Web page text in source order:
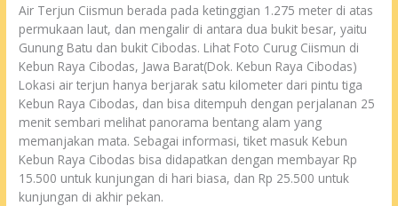
Air Terjun Ciismun berada pada ketinggian 1.275 meter di atas
permukaan laut, dan mengalir di antara dua bukit besar, yaitu
Gunung Batu dan bukit Cibodas. Lihat Foto Curug Ciismun di
Kebun Raya Cibodas, Jawa Barat(Dok. Kebun Raya Cibodas)
Lokasi air terjun hanya berjarak satu kilometer dari pintu tiga
Kebun Raya Cibodas, dan bisa ditempuh dengan perjalanan 25
menit sembari melihat panorama bentang alam yang
memanjakan mata. Sebagai informasi, tiket masuk Kebun
Kebun Raya Cibodas bisa didapatkan dengan membayar Rp
15.500 untuk kunjungan di hari biasa, dan Rp 25.500 untuk
kunjungan di akhir pekan.